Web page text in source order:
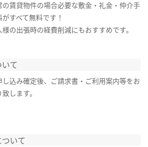
の賃貸物件の場合必要な敷金・礼金・仲介手
すべて無料です！
様の出張時の経費削減にもおすすめです。
て
し込み確定後、ご請求書・ご利用案内等をお
します。
いて